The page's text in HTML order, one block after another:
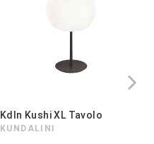
Kdln Kushi XL Tavolo
KUNDALINI